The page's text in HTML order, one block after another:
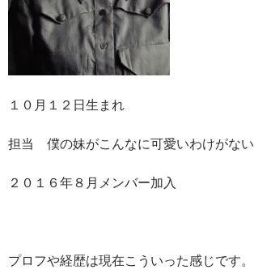
１０月１２日生まれ
担当 僕の妹がこんなに可愛いわけがない
２０１６年８月メンバー加入
プロフや経歴は現在こういった感じです。